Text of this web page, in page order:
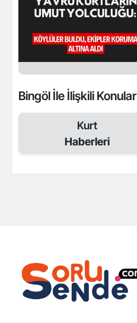
Bingöl İle İlişkili Konular
Kurt
Haberleri